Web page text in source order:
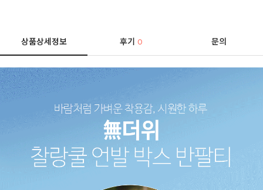
상품상세정보 후기0 문의